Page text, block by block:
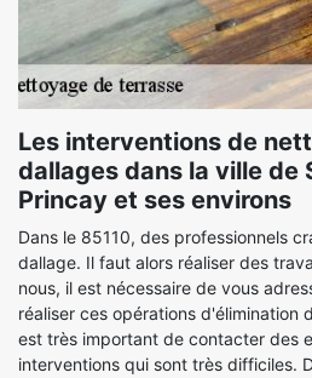
Les interventions de
dallages dans la ville de
Princay et ses environs
Dans le 85110, des professionnels
dallage. Il faut alors réaliser des
nous, il est nécessaire de vous
réaliser ces opérations d'élimination
est très important de contacter des
interventions qui sont très difficiles.